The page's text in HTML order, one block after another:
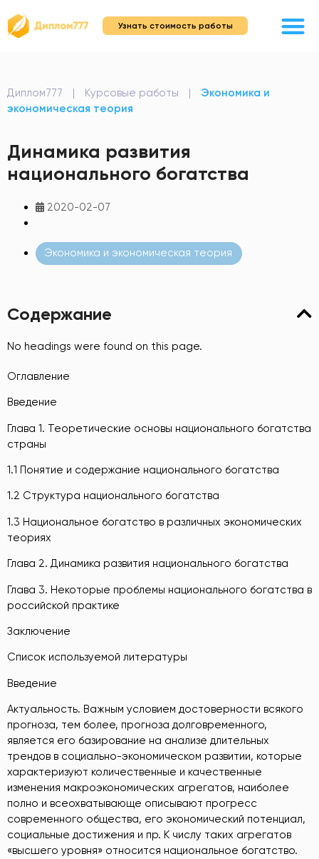
Узнать стоимость работы
Диплом777 | Курсовые работы |
Экономика и
экономическая теория
Динамика развития
национального богатства
2020-02-07
Экономика и экономическая теория
Содержание
No headings were found on this page.
Оглавление
Введение
Глава 1. Теоретические основы национального богатства
страны
1.1 Понятие и содержание национального богатства
1.2 Структура национального богатства
1.3 Национальное богатство в различных экономических
теориях
Глава 2. Динамика развития национального богатства
Глава 3. Некоторые проблемы национального богатства в
российской практике
Заключение
Список используемой литературы
Введение
Актуальность. Важным условием достоверности всякого
прогноза, тем более, прогноза долговременного,
является его базирование на анализе длительных
трендов в социально-экономическом развитии, которые
характеризуют количественные и качественные
изменения макроэкономических агрегатов, наиболее
полно и всеохватывающе описывают прогресс
современного общества, его экономический потенциал,
социальные достижения и пр. К числу таких агрегатов
«высшего уровня» относится национальное богатство.